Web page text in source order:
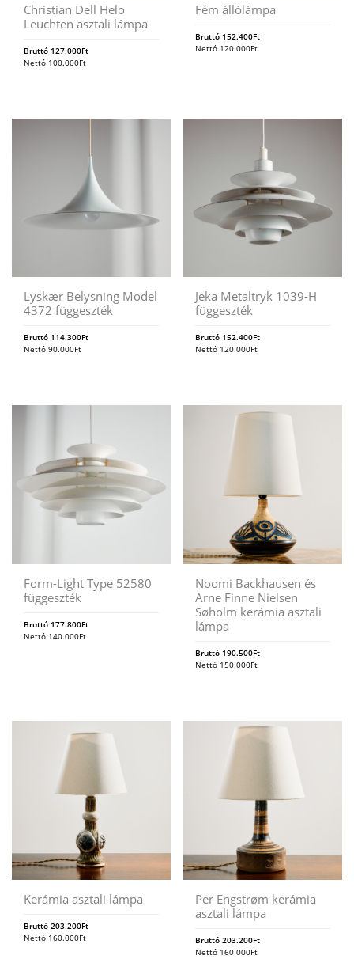
Christian Dell Helo
Leuchten asztali lámpa
Bruttó 127.000Ft
Nettó 100.000Ft
Fém állólámpa
Bruttó 152.400Ft
Nettó 120.000Ft
Lyskær Belysning Model
4372 függeszték
Bruttó 114.300Ft
Nettó 90.000Ft
Jeka Metaltryk 1039-H
függeszték
Bruttó 152.400Ft
Nettó 120.000Ft
Form-Light Type 52580
függeszték
Bruttó 177.800Ft
Nettó 140.000Ft
Noomi Backhausen és
Arne Finne Nielsen
Søholm kerámia asztali
lámpa
Bruttó 190.500Ft
Nettó 150.000Ft
Kerámia asztali lámpa
Bruttó 203.200Ft
Nettó 160.000Ft
Per Engstrøm kerámia
asztali lámpa
Bruttó203.200Ft
Nettó 160.000Ft